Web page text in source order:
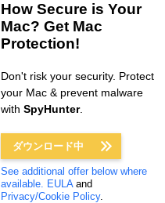
How Secure is Your
Mac? Get Mac
Protection!
Don't risk your security. Protect
your Mac & prevent malware
with SpyHunter.
ダウンロード中
See additional offer below where
available. EULAand
Privacy/Cookie Policy.